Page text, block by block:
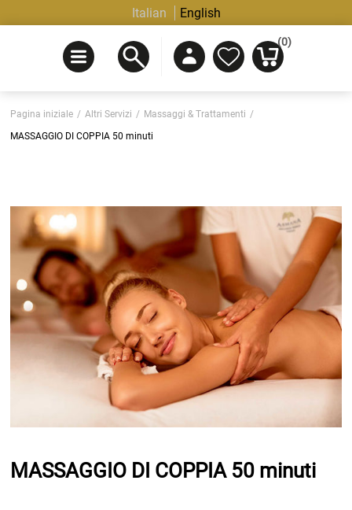
Italian English
(0)
Pagina iniziale / Altri Servizi / Massaggi & Trattamenti /
MASSAGGIO DI COPPIA 50 minuti
MASSAGGIO DI COPPIA 50 minuti